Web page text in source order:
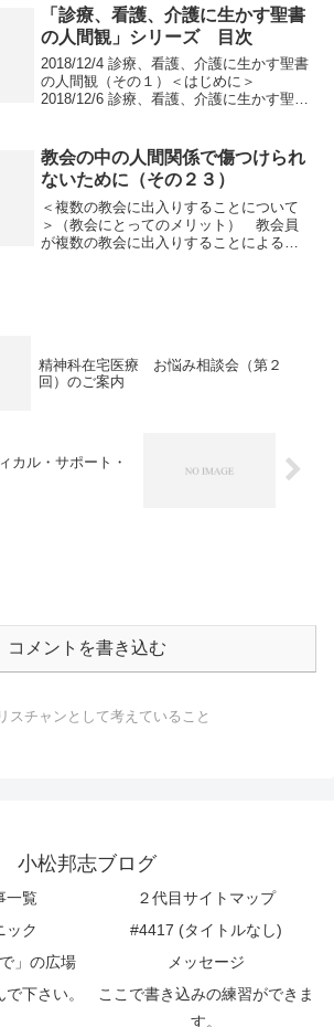
ではなくて、平安を与える計画であり、
あなたがたに将来と希望を...
「診療、看護、介護に生かす聖書
の人間観」シリーズ 目次
2018/12/4 診療、看護、介護に生かす聖書
の人間観（その１）＜はじめに＞
2018/12/6 診療、看護、介護に生かす聖書
神様に造られた。〜〜 聖書： 創世
記1章...
教会の中の人間関係で傷つけられ
ないために（その２３）
＜複数の教会に出入りすることについて
＞（教会にとってのメリット） 教会員
が複数の教会に出入りすることによる教
精神科在宅医療 お悩み相談会（第２
回）のご案内
カル・サポート・
コメントを書き込む
スチャンとして考えていること
小松邦志ブログ
一覧
２代目サイトマップ
ック
#4417 (タイトルなし)
」の広場
メッセージ
下さい。
ここで書き込みの練習ができま
す。